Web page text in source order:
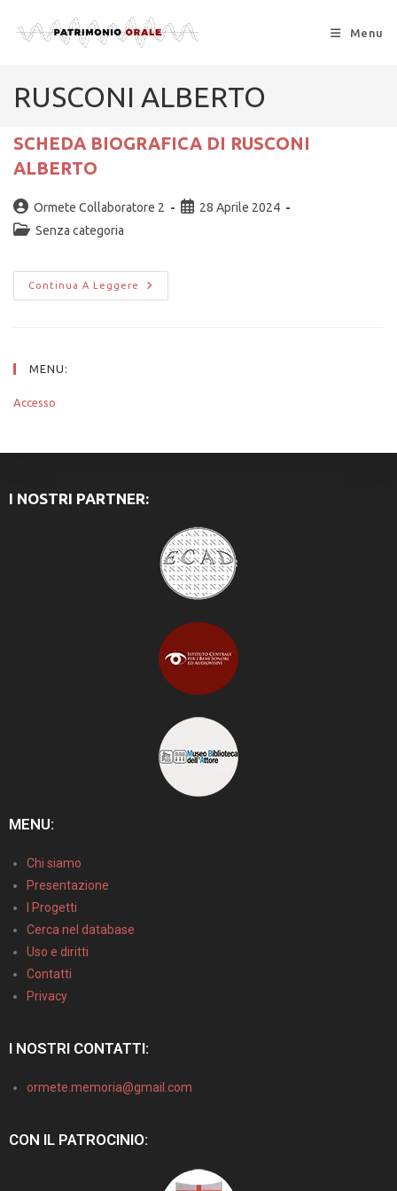
Menu
RUSCONI ALBERTO
SCHEDA BIOGRAFICA DI RUSCONI
ALBERTO
Ormete Collaboratore 2
28 Aprile 2024
Senza categoria
Continua A Leggere
MENU:
Accesso
I NOSTRI PARTNER:
MENU:
Chi siamo
Presentazione
I Progetti
Cerca nel database
Uso e diritti
Contatti
Privacy
I NOSTRI CONTATTI:
ormete.memoria@gmail.com
CON IL PATROCINIO: